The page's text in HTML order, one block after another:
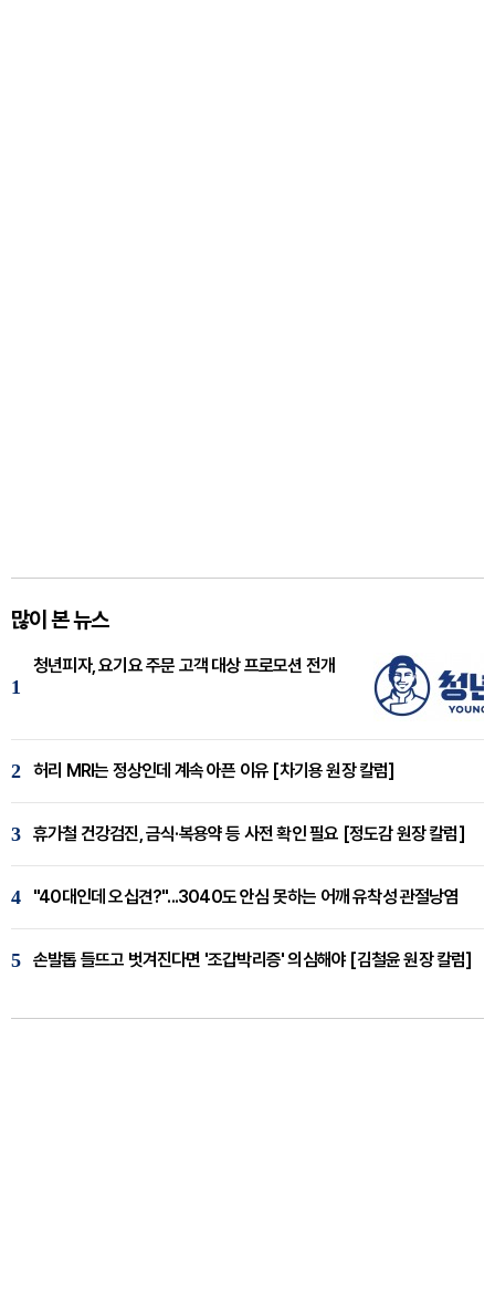
많이 본 뉴스
1
청년피자, 요기요 주문 고객 대상 프로모션 전개
2 허리 MRI는 정상인데 계속 아픈 이유 [차기용 원장 칼럼]
3 휴가철 건강검진, 금식·복용약 등 사전 확인 필요 [정도감 원장 칼럼]
4 "40대인데 오십견?"...3040도 안심 못하는 어깨 유착성 관절낭염
5 손발톱 들뜨고 벗겨진다면 '조갑박리증' 의심해야 [김철윤 원장 칼럼]